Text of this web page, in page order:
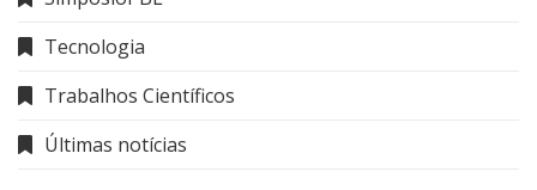
Tecnologia
Trabalhos Científicos
Últimas notícias